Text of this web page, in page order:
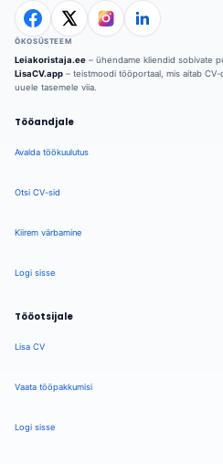
ÖKOSÜSTEEM
Leiakoristaja.ee – ühendame kliendid sobivate
LisaCV.app – teistmoodi tööportaal, mis aitab
uuele tasemele viia.
Tööandjale
Avalda töökuulutus
Otsi CV-sid
Kiirem värbamine
Logi sisse
Tööotsijale
Lisa CV
Vaata tööpakkumisi
Logi sisse